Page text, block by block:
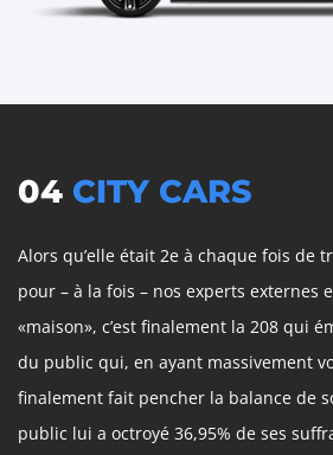
04 CITY CARS
Alors qu’elle était 2e à chaque fois de
pour – à la fois – nos experts externes
«maison», c’est finalement la 208 qui
du public qui, en ayant massivement
finalement fait pencher la balance de
public lui a octroyé 36,95% de ses